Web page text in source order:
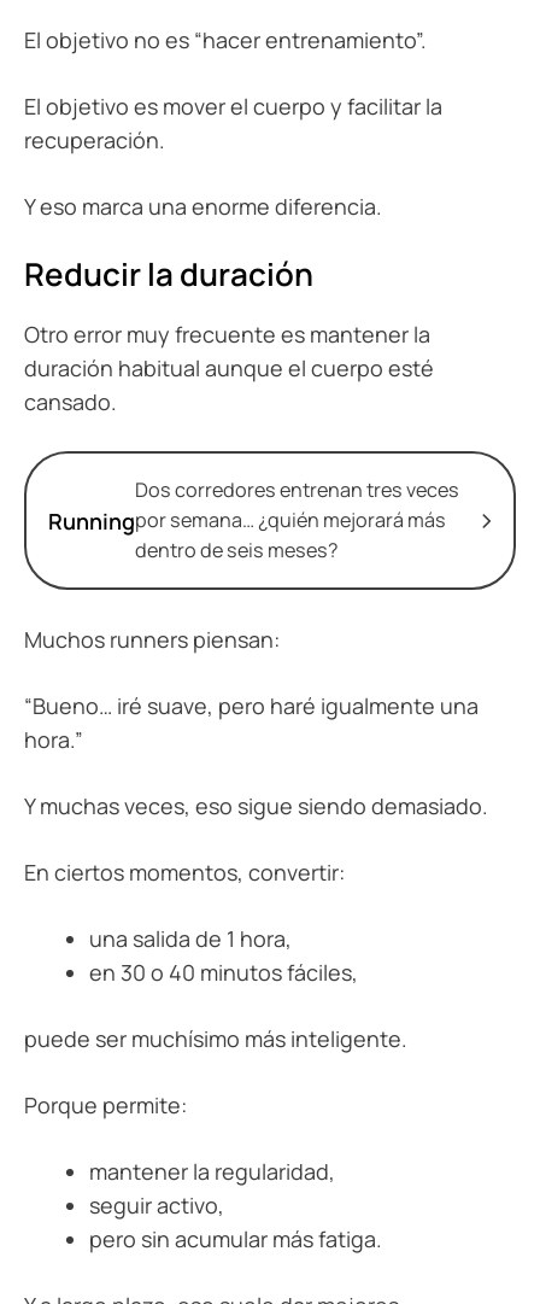
El objetivo no es “hacer entrenamiento”.
El objetivo es mover el cuerpo y facilitar la
recuperación.
Y eso marca una enorme diferencia.
Reducir la duración
Otro error muy frecuente es mantener la
duración habitual aunque el cuerpo esté
cansado.
Running
Dos corredores entrenan tres veces
por semana… ¿quién mejorará más
dentro de seis meses?
Muchos runners piensan:
“Bueno… iré suave, pero haré igualmente una
hora.”
Y muchas veces, eso sigue siendo demasiado.
En ciertos momentos, convertir:
una salida de 1 hora,
en 30 o 40 minutos fáciles,
puede ser muchísimo más inteligente.
Porque permite:
mantener la regularidad,
seguir activo,
pero sin acumular más fatiga.